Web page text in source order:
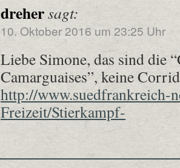
drehersagt:
10. Oktober 2016 um 23:25 Uhr
Liebe Simone, das sind die
Camarguaises”, keine
http://www.suedfrankreich-
Freizeit/Stierkampf-